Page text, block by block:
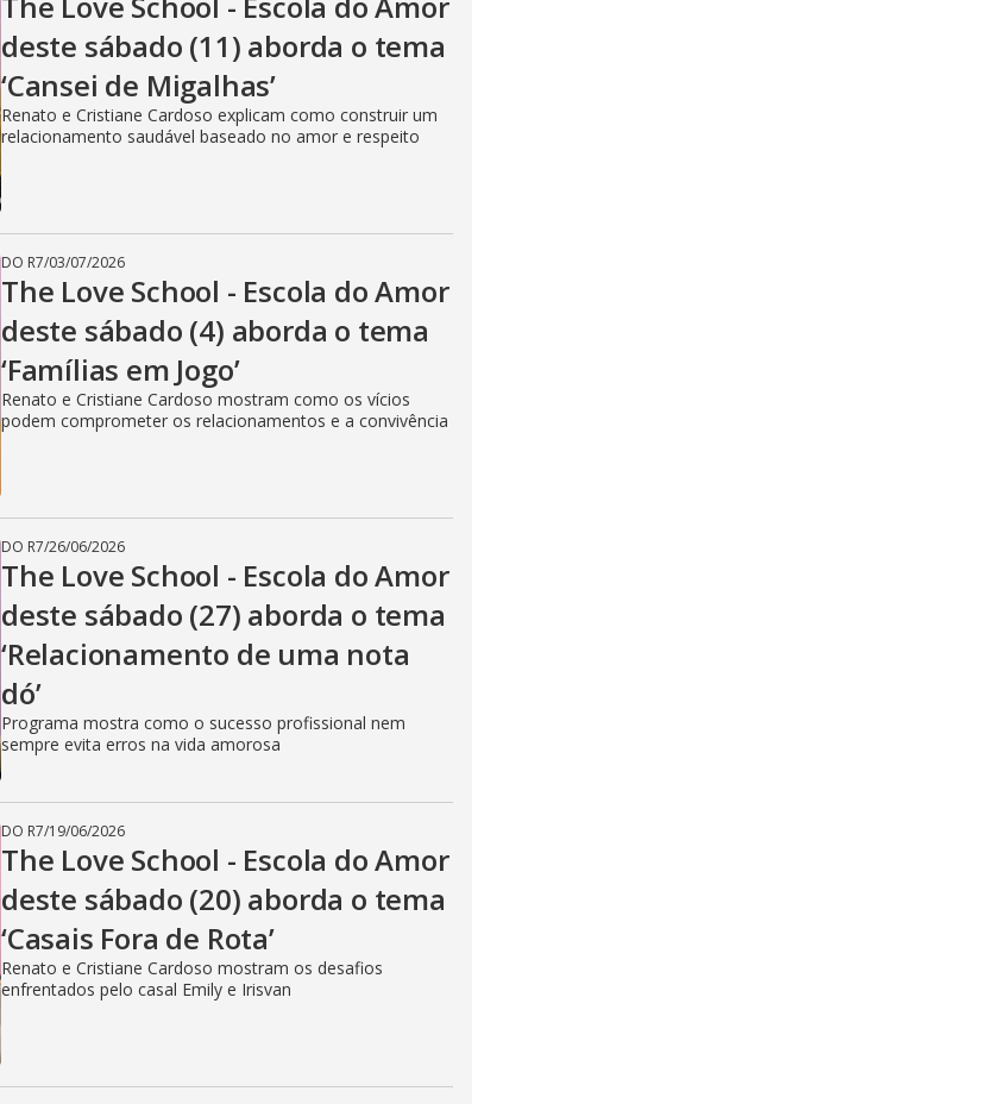
deste sábado (11) aborda o tema
‘Cansei de Migalhas’
Renato e Cristiane Cardoso explicam como construir um
relacionamento saudável baseado no amor e respeito
DO R7/03/07/2026
The Love School - Escola do Amor
deste sábado (4) aborda o tema
‘Famílias em Jogo’
Renato e Cristiane Cardoso mostram como os vícios
podem comprometer os relacionamentos e a convivência
DO R7/26/06/2026
The Love School - Escola do Amor
deste sábado (27) aborda o tema
‘Relacionamento de uma nota
dó’
Programa mostra como o sucesso profissional nem
sempre evita erros na vida amorosa
DO R7/19/06/2026
The Love School - Escola do Amor
deste sábado (20) aborda o tema
‘Casais Fora de Rota’
Renato e Cristiane Cardoso mostram os desafios
enfrentados pelo casal Emily e Irisvan